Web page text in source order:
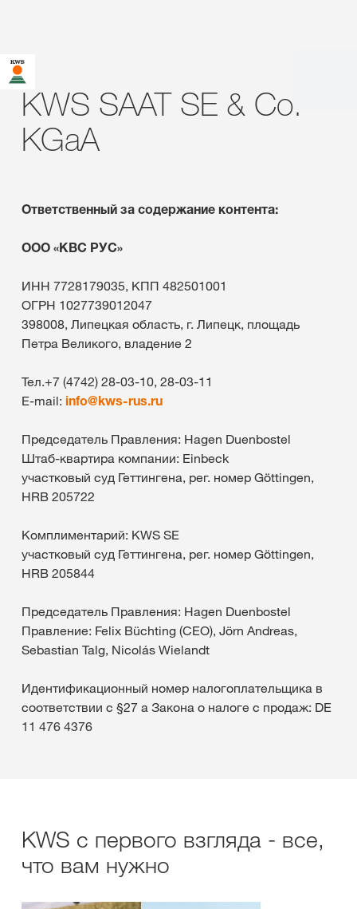
KWS SAAT SE & Co.
KGaA
Ответственный за содержание контента:
ООО «КВС РУС»
ИНН 7728179035, КПП 482501001
ОГРН 1027739012047
398008, Липецкая область, г. Липецк, площадь
Петра Великого, владение 2
Тел.+7 (4742) 28-03-10, 28-03-11
E-mail: info@kws-rus.ru
Председатель Правления: Hagen Duenbostel
Штаб-квартира компании: Einbeck
участковый суд Геттингена, рег. номер Göttingen,
HRB 205722
Комплиментарий: KWS SE
участковый суд Геттингена, рег. номер Göttingen,
HRB 205844
Председатель Правления: Hagen Duenbostel
Правление: Felix Büchting (CEO), Jörn Andreas,
Sebastian Talg, Nicolás Wielandt
Идентификационный номер налогоплательщика в
соответствии с §27 a Закона о налоге с продаж: DE
11 476 4376
KWS с первого взгляда - все,
что вам нужно